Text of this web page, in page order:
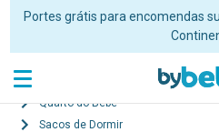
Portes grátis para encomendas
Quarto do Bebé
Sacos de Dormir